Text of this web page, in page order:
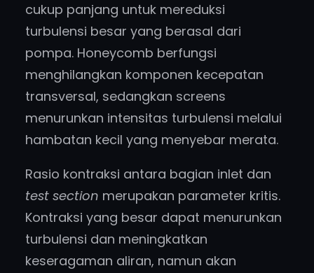
cukup panjang untuk mereduksi
turbulensi besar yang berasal dari
pompa. Honeycomb berfungsi
menghilangkan komponen kecepatan
transversal, sedangkan screens
menurunkan intensitas turbulensi melalui
hambatan kecil yang menyebar merata.
Rasio kontraksi antara bagian inlet dan
test section merupakan parameter kritis.
Kontraksi yang besar dapat menurunkan
turbulensi dan meningkatkan
keseragaman aliran, namun akan